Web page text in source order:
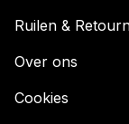
Ruilen &
Over ons
Cookies